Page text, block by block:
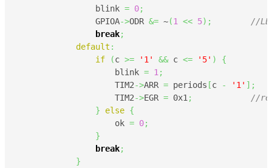
	        blink
= 0;
	        GPIOA
->ODR &= ~(1 << 5) ;
//
break;
default :
if
(c >= '1' && c <= '5' )
{
	      	    blink
= 1 ;
	 	    TIM2
->ARR = periods [c - '1' ] ;
	            TIM2
->EGR = 0x1 ;
//
}
else {
                    ok
= 0;
}
break;
}